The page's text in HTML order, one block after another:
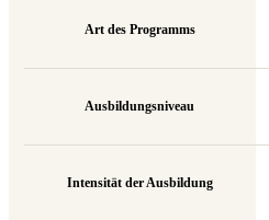
Art des Programms
Ausbildungsniveau
Intensität der Ausbildung